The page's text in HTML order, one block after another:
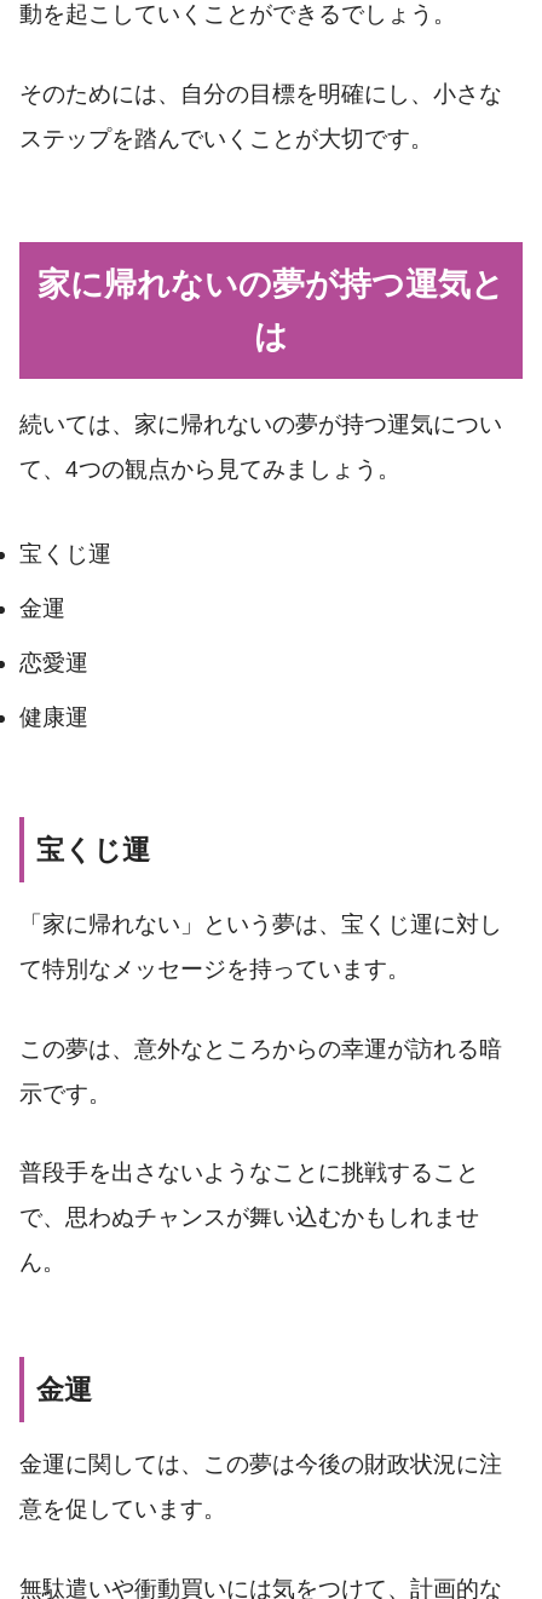
動を起こしていくことができるでしょう。
そのためには、自分の目標を明確にし、小さな
ステップを踏んでいくことが大切です。
家に帰れないの夢が持つ運気と
は
続いては、家に帰れないの夢が持つ運気につい
て、4つの観点から見てみましょう。
宝くじ運
金運
恋愛運
健康運
宝くじ運
「家に帰れない」という夢は、宝くじ運に対し
て特別なメッセージを持っています。
この夢は、意外なところからの幸運が訪れる暗
示です。
普段手を出さないようなことに挑戦すること
で、思わぬチャンスが舞い込むかもしれませ
ん。
金運
金運に関しては、この夢は今後の財政状況に注
意を促しています。
無駄遣いや衝動買いには気をつけて、計画的な